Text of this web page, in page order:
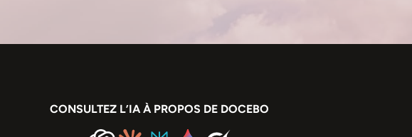
CONSULTEZ L’IA À PROPOS DE DOCEBO